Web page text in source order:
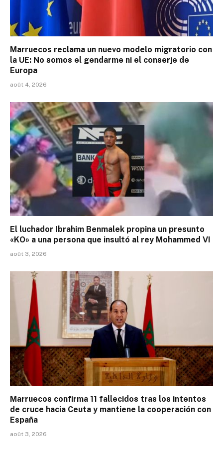
Marruecos reclama un nuevo modelo migratorio con
la UE: No somos el gendarme ni el conserje de
Europa
août 4, 2026
El luchador Ibrahim Benmalek propina un presunto
«KO» a una persona que insultó al rey Mohammed VI
août 3, 2026
Marruecos confirma 11 fallecidos tras los intentos
de cruce hacia Ceuta y mantiene la cooperación con
España
août 3, 2026